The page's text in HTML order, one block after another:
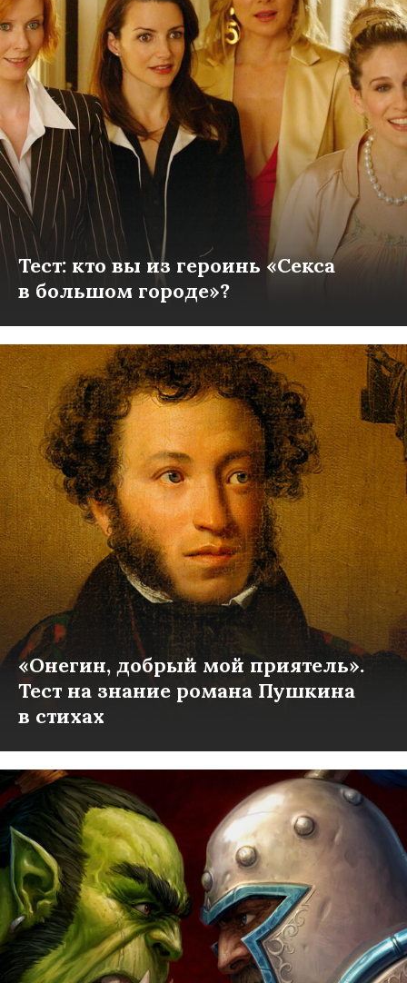
Тест: кто вы из героинь «Секса
в большом городе»?
«Онегин, добрый мой приятель».
Тест на знание романа Пушкина
в стихах